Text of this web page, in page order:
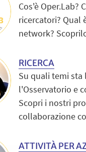
Cos'è Oper.Lab?
ricercatori? Qual
network?
RICERCA
Su quali temi sta
l'Osservatorio e
Scopri i nostri
collaborazione
ATTIVITÀ PER